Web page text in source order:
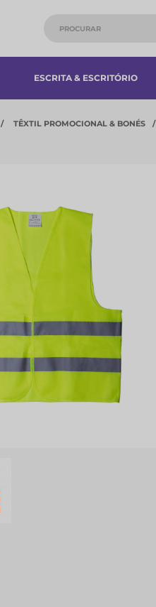
ESCRITA & ESCRITÓRIO
TÊXTIL PROMOCIONAL & BONÉS